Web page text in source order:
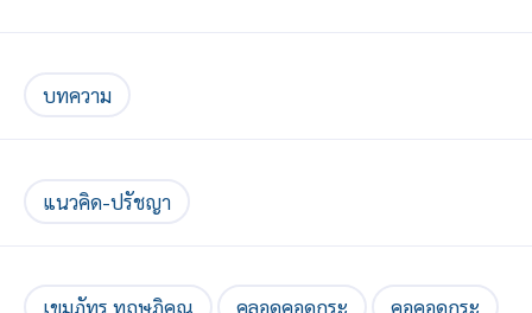
บทความ
แนวคิด-ปรัชญา
เขมภัทร ทฤษฎิคุณ คลอดคอดกระ คอคอดกระ